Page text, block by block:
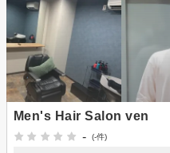
Men's Hair Salon ven
-
(-件)